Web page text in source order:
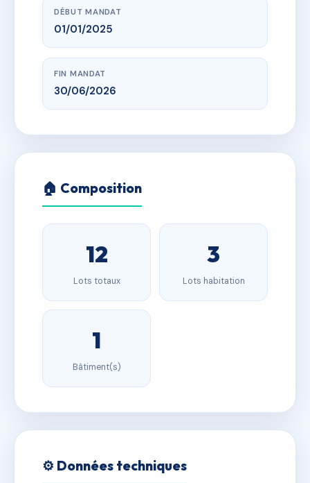
DÉBUT MANDAT
01/01/2025
FIN MANDAT
30/06/2026
🏠 Composition
12
Lots totaux
3
Lots habitation
1
Bâtiment(s)
⚙️ Données techniques